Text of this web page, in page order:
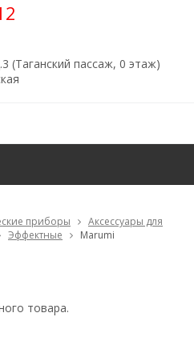
(Таганский пассаж, 0 этаж)
приборы
Аксессуары для
Эффектные Marumi
товара.